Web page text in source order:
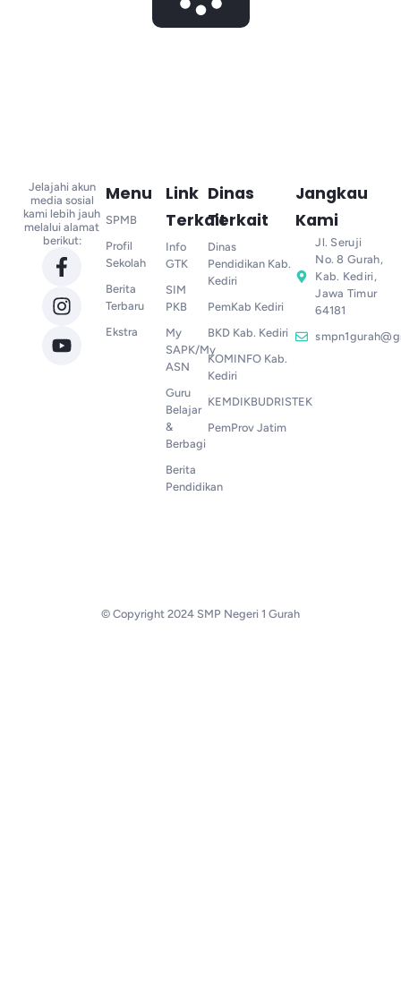
Jelajahi akun
media sosial
kami lebih jauh
melalui alamat
berikut:
Menu
SPMB
Profil
Sekolah
Berita
Terbaru
Ekstra
Link
Terkait
Info
GTK
SIM
PKB
My
SAPK/My
ASN
Guru
Belajar
&
Berbagi
Berita
Pendidikan
Dinas
Terkait
Dinas
Pendidikan Kab.
Kediri
PemKab Kediri
BKD Kab. Kediri
KOMINFO Kab.
Kediri
KEMDIKBUDRISTEK
PemProv Jatim
Jangkau
Kami
Jl. Seruji
No. 8 Gurah,
Kab. Kediri,
Jawa Timur
64181
© Copyright 2024 SMP Negeri 1 Gurah